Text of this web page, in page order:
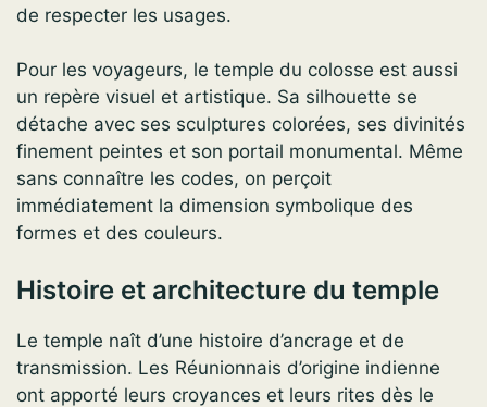
de respecter les usages.
Pour les voyageurs, le temple du colosse est aussi
un repère visuel et artistique. Sa silhouette se
détache avec ses sculptures colorées, ses divinités
finement peintes et son portail monumental. Même
sans connaître les codes, on perçoit
immédiatement la dimension symbolique des
formes et des couleurs.
Histoire et architecture du temple
Le temple naît d’une histoire d’ancrage et de
transmission. Les Réunionnais d’origine indienne
ont apporté leurs croyances et leurs rites dès le